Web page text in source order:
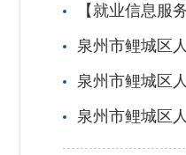
【就业信息服
泉州市鲤城区
泉州市鲤城区
泉州市鲤城区